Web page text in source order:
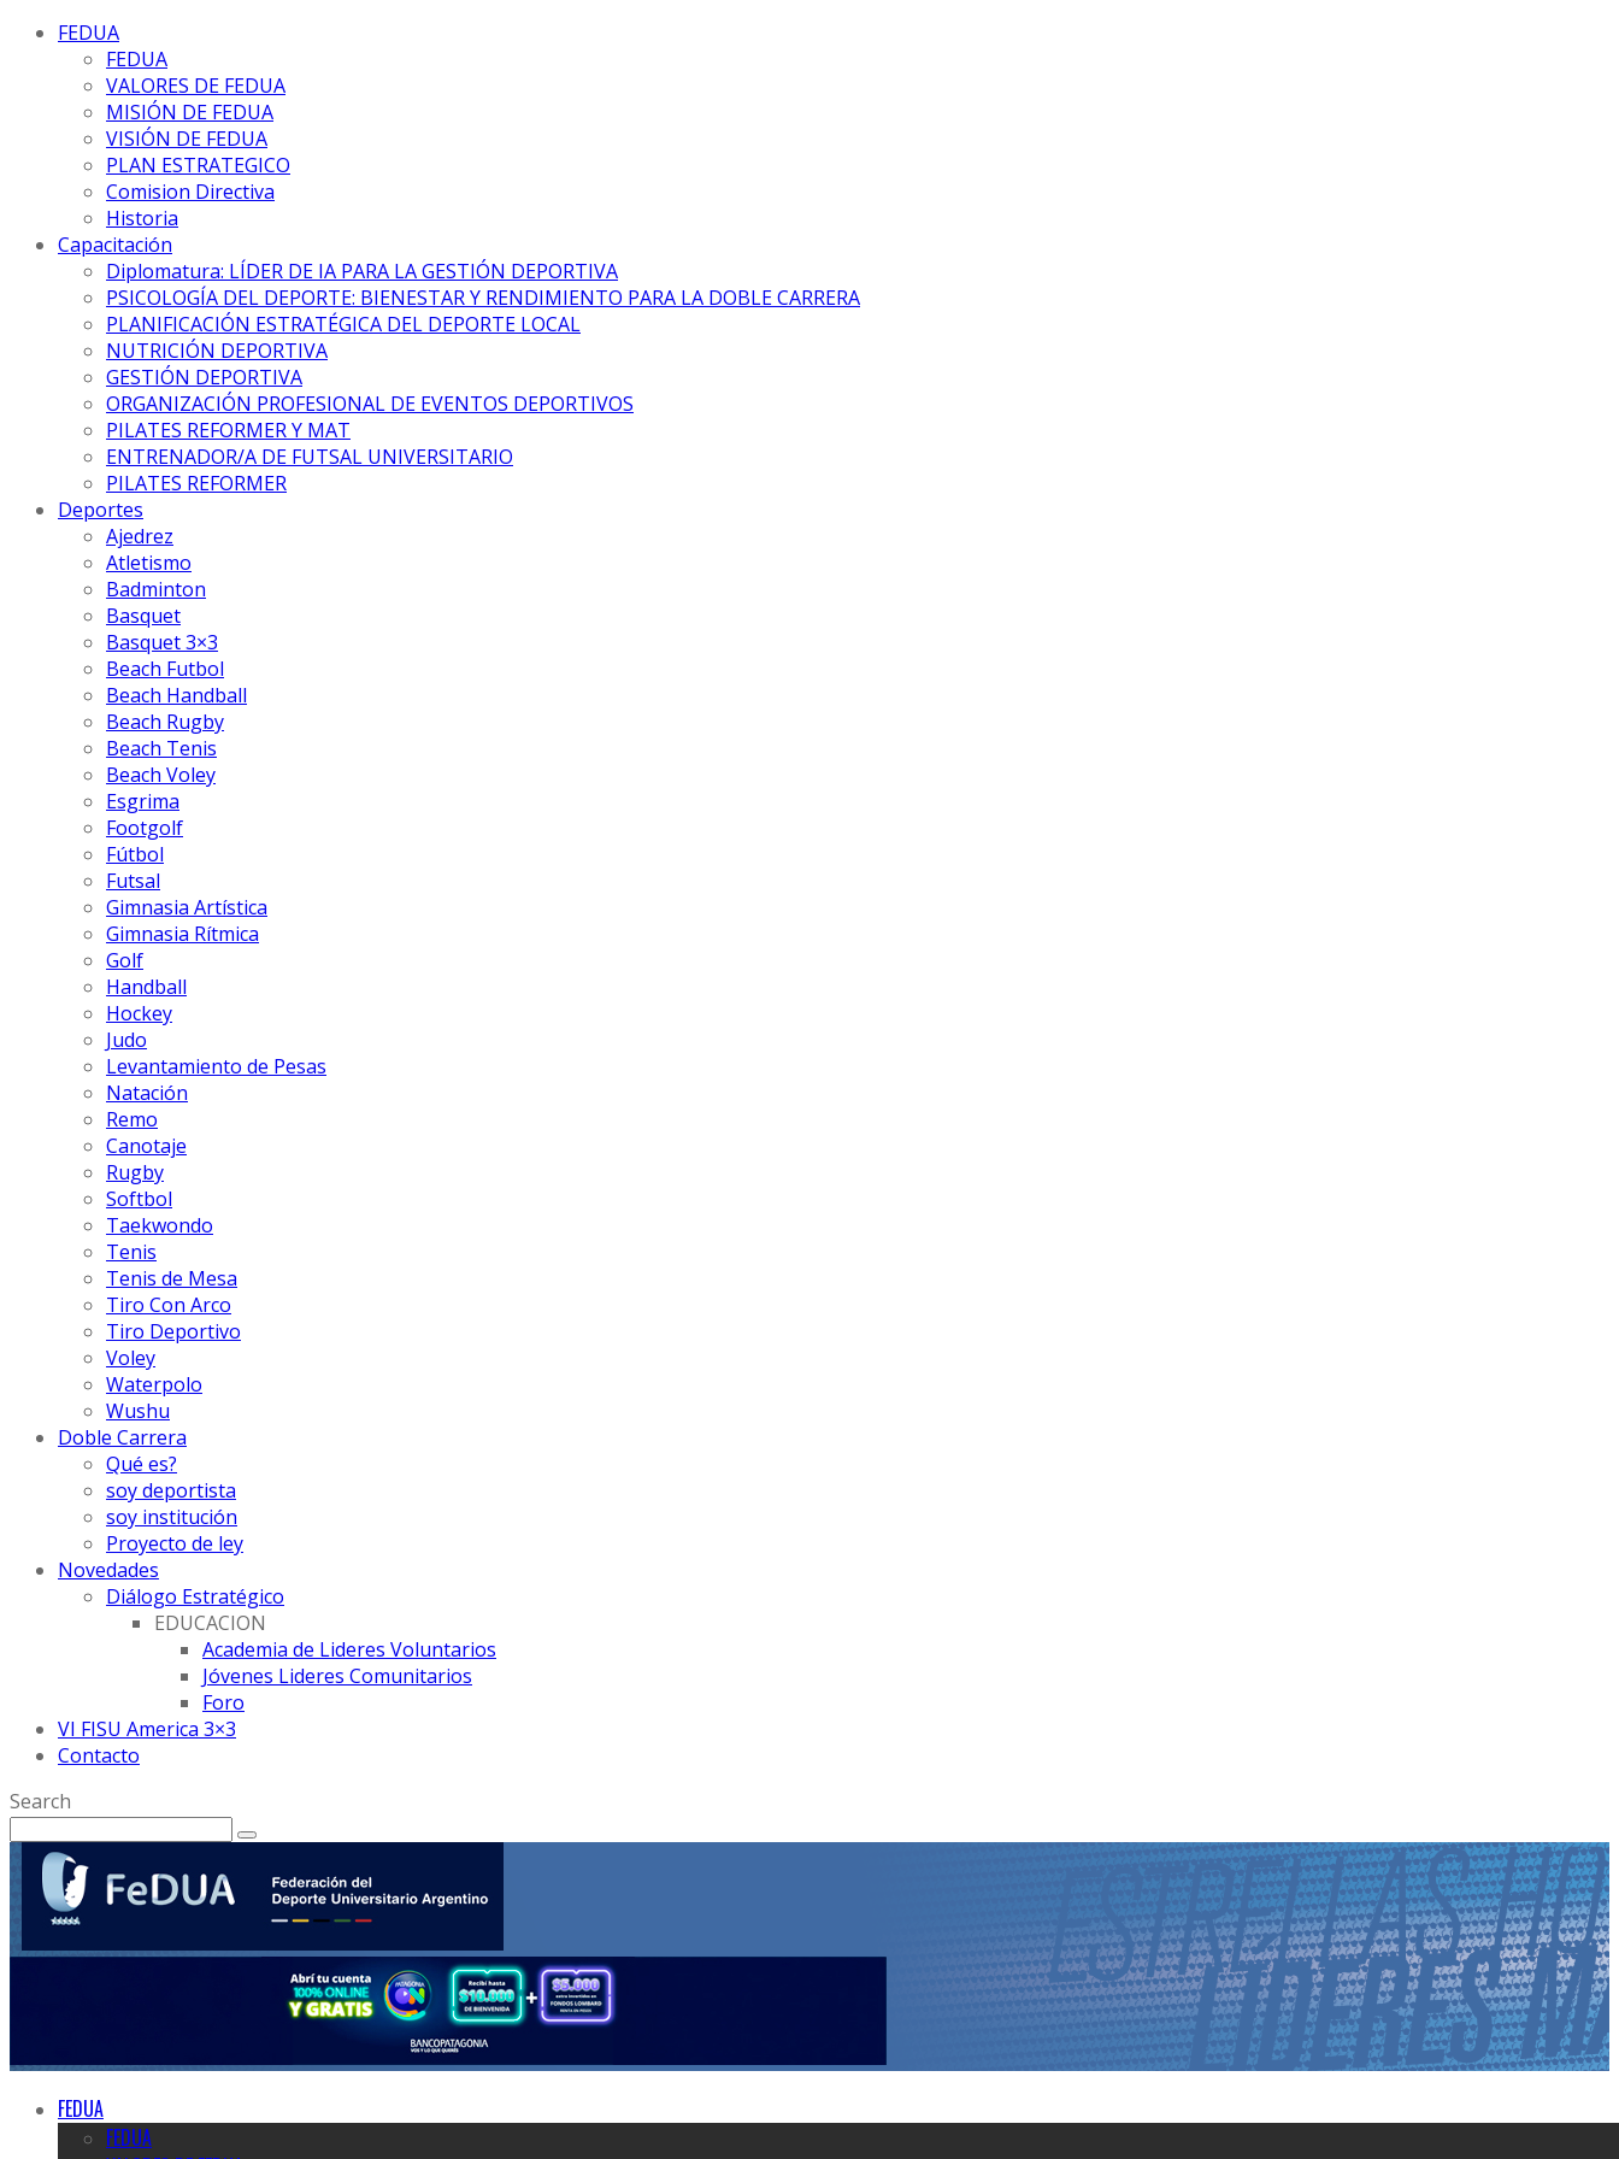
FEDUA
FEDUA
VALORES DE FEDUA
MISIÓN DE FEDUA
VISIÓN DE FEDUA
PLAN ESTRATEGICO
Comision Directiva
Historia
Capacitación
Diplomatura: LÍDER DE IA PARA LA GESTIÓN DEPORTIVA
PSICOLOGÍA DEL DEPORTE: BIENESTAR Y RENDIMIENTO PARA LA DOBLE CARRERA
PLANIFICACIÓN ESTRATÉGICA DEL DEPORTE LOCAL
NUTRICIÓN DEPORTIVA
GESTIÓN DEPORTIVA
ORGANIZACIÓN PROFESIONAL DE EVENTOS DEPORTIVOS
PILATES REFORMER Y MAT
ENTRENADOR/A DE FUTSAL UNIVERSITARIO
PILATES REFORMER
Deportes
Ajedrez
Atletismo
Badminton
Basquet
Basquet 3×3
Beach Futbol
Beach Handball
Beach Rugby
Beach Tenis
Beach Voley
Esgrima
Footgolf
Fútbol
Futsal
Gimnasia Artística
Gimnasia Rítmica
Golf
Handball
Hockey
Judo
Levantamiento de Pesas
Natación
Remo
Canotaje
Rugby
Softbol
Taekwondo
Tenis
Tenis de Mesa
Tiro Con Arco
Tiro Deportivo
Voley
Waterpolo
Wushu
Doble Carrera
Qué es?
soy deportista
soy institución
Proyecto de ley
Novedades
Diálogo Estratégico
EDUCACION
Academia de Lideres Voluntarios
Jóvenes Lideres Comunitarios
Foro
VI FISU America 3×3
Contacto
Search
FEDUA
FEDUA